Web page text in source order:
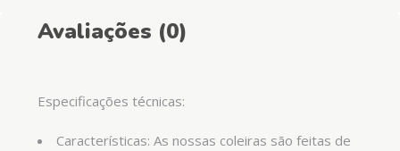
Avaliações (0)
Especificações técnicas:
Características: As nossas coleiras são feitas de